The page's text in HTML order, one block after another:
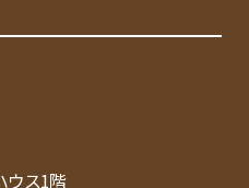
ウス1階